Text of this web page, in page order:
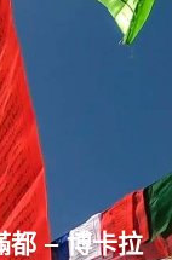
都 – 博卡拉